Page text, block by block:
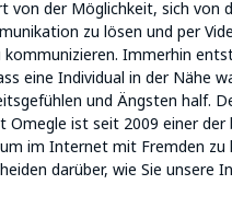
von der Möglichkeit, sich von
zu lösen und per
kommunizieren. Immerhin
eine Individual in der Nähe
und Ängsten half.
Omegle ist seit 2009 einer der
im Internet mit Fremden zu
darüber, wie Sie unsere